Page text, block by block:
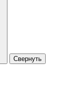
Свернуть